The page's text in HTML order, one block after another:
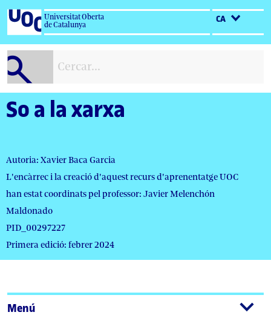
Salta
contingut
Universitat Oberta
de Catalunya
CA
So a la xarxa
Autoria: Xavier Baca Garcia
L'encàrrec i la creació d'aquest recurs d'aprenentatge UOC
han estat coordinats pel professor: Javier Melenchón
Maldonado
PID_00297227
Primera edició: febrer 2024
Menú